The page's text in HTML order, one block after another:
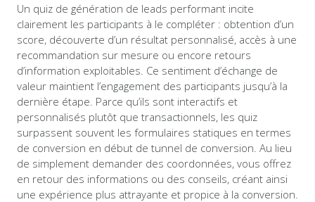
Un quiz de génération de leads performant incite
clairement les participants à le compléter : obtention d’un
score, découverte d’un résultat personnalisé, accès à une
recommandation sur mesure ou encore retours
d’information exploitables. Ce sentiment d’échange de
valeur maintient l’engagement des participants jusqu’à la
dernière étape. Parce qu’ils sont interactifs et
personnalisés plutôt que transactionnels, les quiz
surpassent souvent les formulaires statiques en termes
de conversion en début de tunnel de conversion. Au lieu
de simplement demander des coordonnées, vous offrez
en retour des informations ou des conseils, créant ainsi
une expérience plus attrayante et propice à la conversion.